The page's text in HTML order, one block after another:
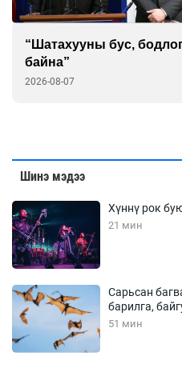
Намын буянд амаа
2026-08-03
Шинэ мэдээ
Хүннү рок
21 мин
Сарьсан
барилга,
51 мин